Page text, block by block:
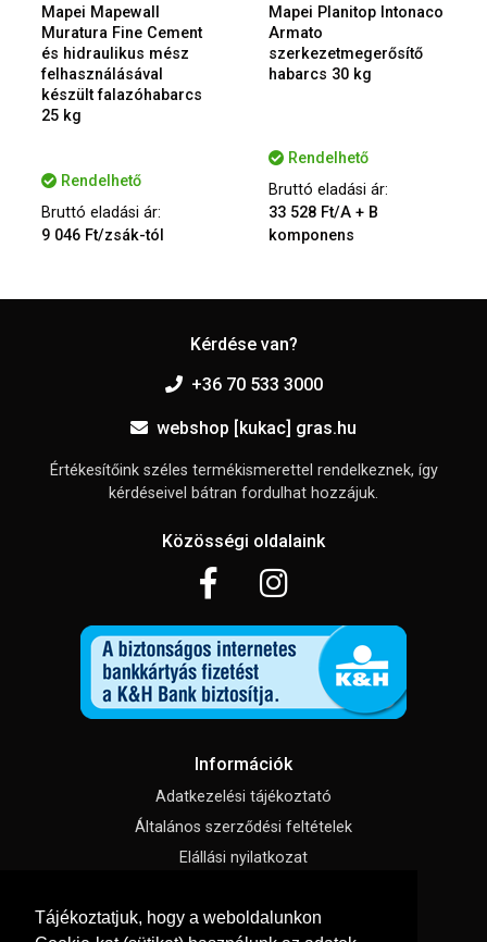
Tájékoztatjuk, hogy a weboldalunkon
Mapei Mapewall
Muratura Fine Cement
és hidraulikus mész
felhasználásával
készült falazóhabarcs
25 kg
Rendelhető
Bruttó eladási ár:
9 046 Ft/zsák-tól
Mapei Planitop Intonaco
Armato
szerkezetmegerősítő
habarcs 30 kg
Rendelhető
Bruttó eladási ár:
33 528 Ft/A + B
komponens
Kérdése van?
+36 70 533 3000
webshop [kukac] gras.hu
Értékesítőink széles termékismerettel rendelkeznek, így
kérdéseivel bátran fordulhat hozzájuk.
Közösségi oldalaink
Információk
Adatkezelési tájékoztató
Általános szerződési feltételek
Elállási nyilatkozat
Süti beállítások